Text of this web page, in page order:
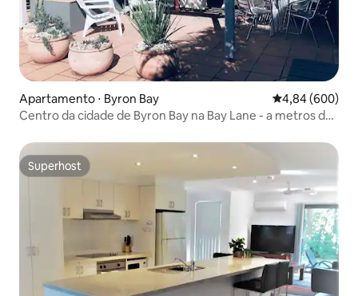
Apartamento ⋅ Byron Bay 4,84 de uma
4,84 (600)
Centro da cidade de Byron Bay na Bay Lane - a metros da
Superhost
Superhost